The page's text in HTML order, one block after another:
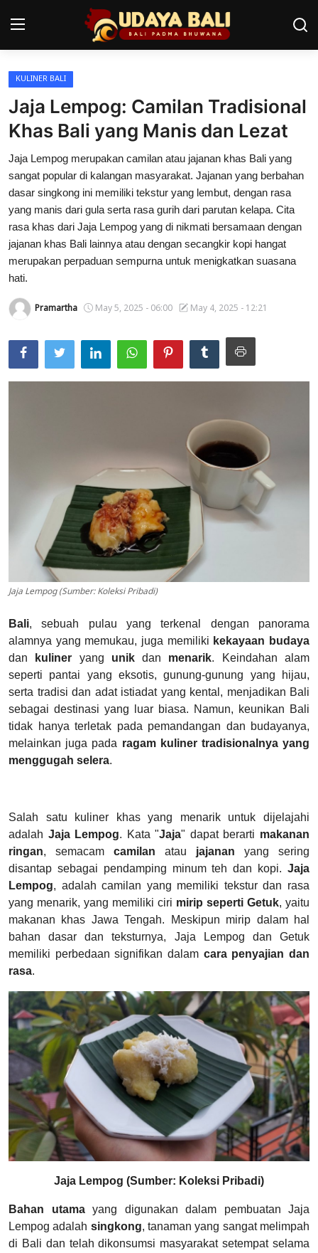
Home
Pura
Desa Adat
Tradisi
Kearifan lokal
Alam Bali
Seni
Kisah
Usadha
Indonesia
KULINER BALI
Jaja Lempog: Camilan Tradisional
Khas Bali yang Manis dan Lezat
Jaja Lempog merupakan camilan atau jajanan khas Bali yang
sangat popular di kalangan masyarakat. Jajanan yang berbahan
dasar singkong ini memiliki tekstur yang lembut, dengan rasa
yang manis dari gula serta rasa gurih dari parutan kelapa. Cita
rasa khas dari Jaja Lempog yang di nikmati bersamaan dengan
jajanan khas Bali lainnya atau dengan secangkir kopi hangat
merupakan perpaduan sempurna untuk menigkatkan suasana
hati.
Pramartha May 5, 2025 - 06:00 May 4, 2025 - 12:21
Jaja Lempog (Sumber: Koleksi Pribadi)
Bali, sebuah pulau yang terkenal dengan panorama
alamnya yang memukau, juga memiliki kekayaan budaya
dan
kuliner yang unikdan menarik. Keindahan alam
seperti pantai yang eksotis, gunung-gunung yang hijau,
serta tradisi dan adat istiadat yang kental, menjadikan Bali
sebagai destinasi yang luar biasa. Namun, keunikan Bali
tidak hanya terletak pada pemandangan dan budayanya,
melainkan juga pada ragam kuliner tradisionalnya yang
menggugah selera.
Salah satu kuliner khas yang menarik untuk dijelajahi
adalah Jaja Lempog. Kata "Jaja" dapat berarti makanan
ringan, semacam camilan atau jajanan yang sering
disantap sebagai pendamping minum teh dan kopi. Jaja
Lempog, adalah camilan yang memiliki tekstur dan rasa
yang menarik, yang memiliki ciri mirip seperti Getuk, yaitu
makanan khas Jawa Tengah. Meskipun mirip dalam hal
bahan dasar dan teksturnya, Jaja Lempog dan Getuk
memiliki perbedaan signifikan dalam cara penyajian dan
rasa.
Jaja Lempog (Sumber: Koleksi Pribadi)
Bahan utamayang digunakan dalam pembuatan Jaja
Lempog adalah singkong, tanaman yang sangat melimpah
di Bali dan telah dikonsumsi masyarakat setempat selama